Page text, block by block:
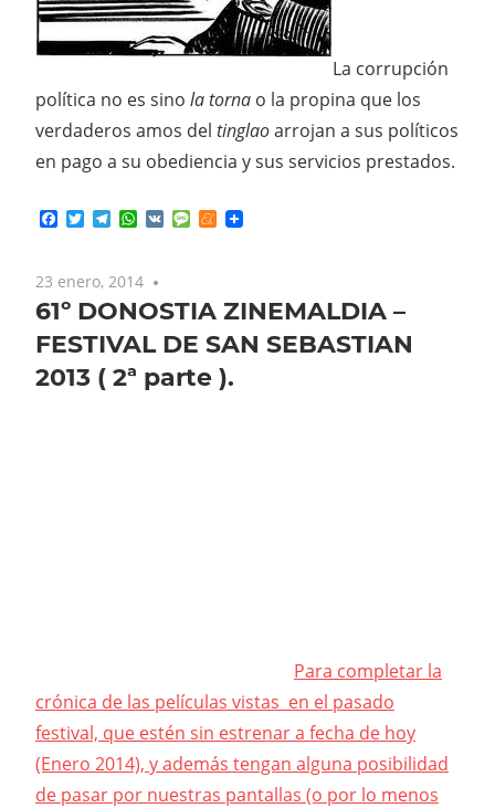
La corrupción
política no es sino latorna o la propina que los
verdaderos amos del tinglaoarrojan a sus políticos
en pago a su obediencia y sus servicios prestados.
Facebook
TwitterTelegram
WhatsApp
VK MessageMeneame
23 enero, 2014
61º DONOSTIA ZINEMALDIA –
FESTIVAL DE SAN SEBASTIAN
2013 ( 2ª parte ).
Para completar la
crónica de las películas vistas en el pasado
festival, que estén sin estrenar a fecha de hoy
(Enero 2014), y además tengan alguna posibilidad
de pasar por nuestras pantallas (o por lo menos